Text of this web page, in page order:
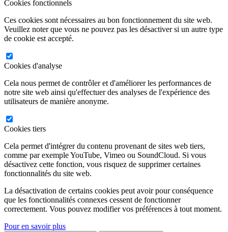
Cookies fonctionnels
Ces cookies sont nécessaires au bon fonctionnement du site web.
Veuillez noter que vous ne pouvez pas les désactiver si un autre type
de cookie est accepté.
Cookies d'analyse
Cela nous permet de contrôler et d'améliorer les performances de
notre site web ainsi qu'effectuer des analyses de l'expérience des
utilisateurs de manière anonyme.
Cookies tiers
Cela permet d'intégrer du contenu provenant de sites web tiers,
comme par exemple YouTube, Vimeo ou SoundCloud. Si vous
désactivez cette fonction, vous risquez de supprimer certaines
fonctionnalités du site web.
La désactivation de certains cookies peut avoir pour conséquence
que les fonctionnalités connexes cessent de fonctionner
correctement. Vous pouvez modifier vos préférences à tout moment.
Pour en savoir plus